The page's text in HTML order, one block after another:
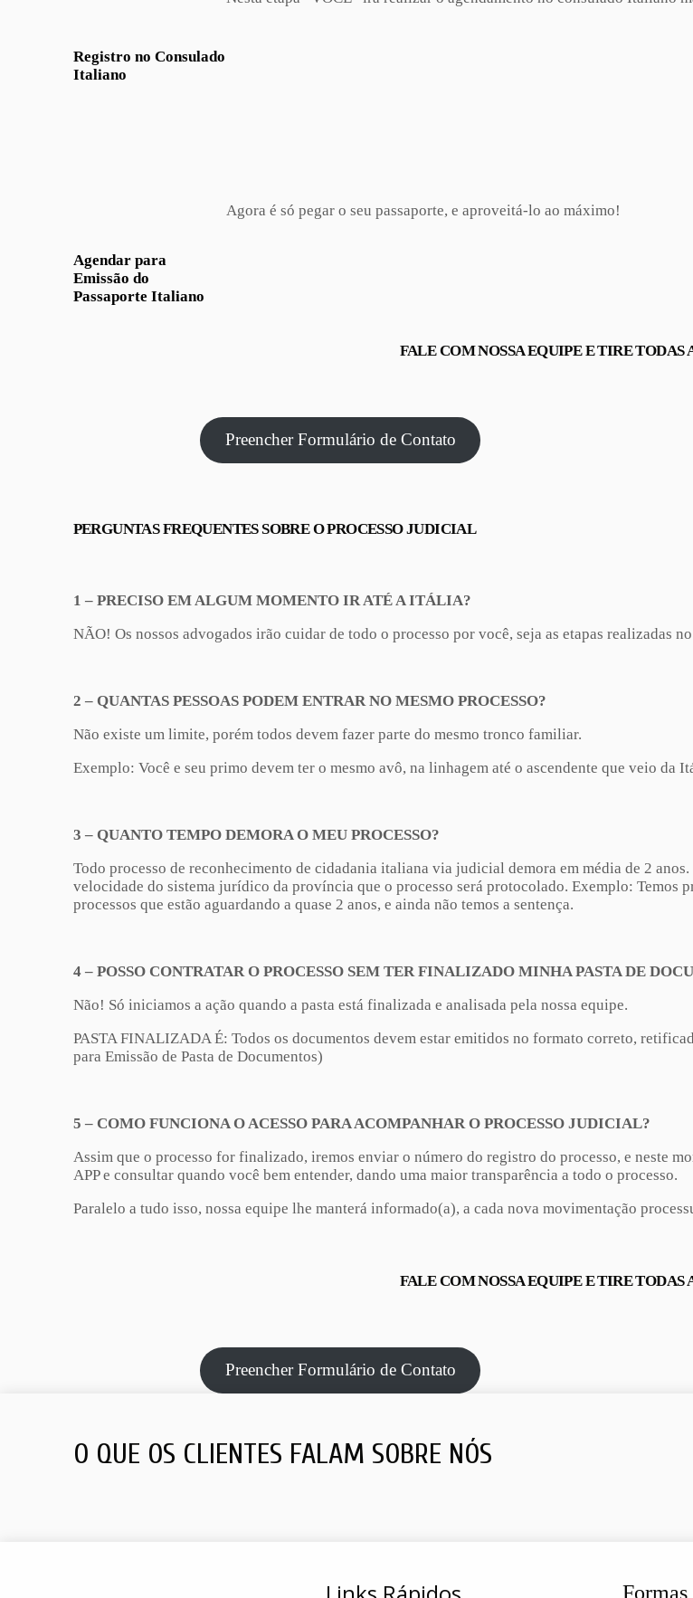
Registro no Consulado
Italiano
Agendar para
Emissão do
Passaporte Italiano
Agora é só pegar o seu passaporte, e aproveitá-lo ao máximo!
FALE COM NOSSA EQUIPE E TIRE TODAS
Preencher Formulário de Contato
PERGUNTAS FREQUENTES SOBRE O PROCESSO JUDICIAL
1 – PRECISO EM ALGUM MOMENTO IR ATÉ A ITÁLIA?
NÃO! Os nossos advogados irão cuidar de todo o processo por você, seja as etapas realizadas
2 – QUANTAS PESSOAS PODEM ENTRAR NO MESMO PROCESSO?
Não existe um limite, porém todos devem fazer parte do mesmo tronco familiar.
Exemplo: Você e seu primo devem ter o mesmo avô, na linhagem até o ascendente que veio da
3 – QUANTO TEMPO DEMORA O MEU PROCESSO?
Todo processo de reconhecimento de cidadania italiana via judicial demora em média de 2
velocidade do sistema jurídico da província que o processo será protocolado. Exemplo: Temos
processos que estão aguardando a quase 2 anos, e ainda não temos a sentença.
4 – POSSO CONTRATAR O PROCESSO SEM TER FINALIZADO MINHA PASTA DE
Não! Só iniciamos a ação quando a pasta está finalizada e analisada pela nossa equipe.
PASTA FINALIZADA É: Todos os documentos devem estar emitidos no formato correto,
para Emissão de Pasta de Documentos)
5 – COMO FUNCIONA O ACESSO PARA ACOMPANHAR O PROCESSO JUDICIAL?
Assim que o processo for finalizado, iremos enviar o número do registro do processo, e neste
APP e consultar quando você bem entender, dando uma maior transparência a todo o processo.
Paralelo a tudo isso, nossa equipe lhe manterá informado(a), a cada nova movimentação
FALE COM NOSSA EQUIPE E TIRE TODAS
Preencher Formulário de Contato
O QUE OS CLIENTES FALAM SOBRE NÓS
Formas